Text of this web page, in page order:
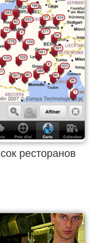
ресторанов